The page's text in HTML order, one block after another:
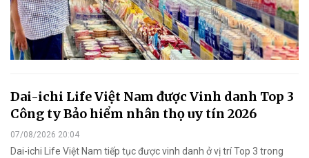
Dai-ichi Life Việt Nam được Vinh danh Top 3
Công ty Bảo hiểm nhân thọ uy tín 2026
07/08/2026 20:04
Dai-ichi Life Việt Nam tiếp tục được vinh danh ở vị trí Top 3 trong